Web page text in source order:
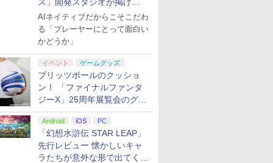
る“AI活用の信念”とは？【講
演レポート】
AIネイティブだからこそこだわ
る「プレーヤーにとって面白い
かどうか」
イベント ゲームグッズ
ブリッツボールのクッショ
ン！ 「ファイナルファンタ
ジーX」25周年展覧会のグッ
ズ情報が公開
Android iOS PC
「幻想水滸伝 STAR LEAP」
先行レビュー 懐かしいキャ
ラたちが意外な形で出てくる